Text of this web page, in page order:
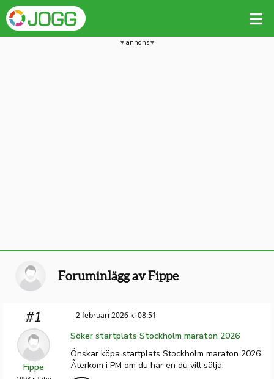
annons
Foruminlägg av Fippe
#1
Fippe
2 februari 2026 kl 08:51
Söker startplats Stockholm maraton 2026
Önskar köpa startplats Stockholm maraton 2026.
Återkom i PM om du har en du vill sälja.